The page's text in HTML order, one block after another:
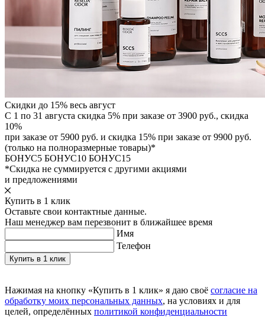
Скидки до 15% весь август
С 1 по 31 августа скидка 5% при заказе от 3900 руб., скидка
10%
при заказе от 5900 руб. и скидка 15% при заказе от 9900 руб.
(только на полноразмерные товары)*
БОНУС5 БОНУС10 БОНУС15
*Скидка не суммируется с другими акциями
и предложениями
Купить в 1 клик
Оставьте свои контактные данные.
Наш менеджер вам перезвонит в ближайшее время
Имя
Телефон
Нажимая на кнопку «Купить в 1 клик» я даю своё согласие на
обработку моих персональных данных, на условиях и для
целей, определённых политикой конфиденциальности